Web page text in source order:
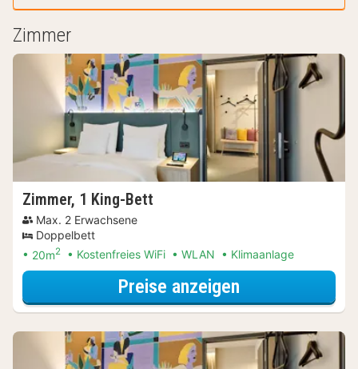
Zimmer
Zimmer, 1 King-Bett
Max. 2 Erwachsene
Doppelbett
20m2 Kostenfreies WiFi WLAN Klimaanlage
Preise anzeigen